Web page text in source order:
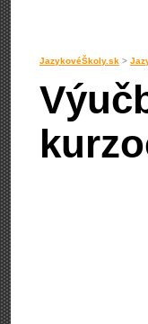
JazykovéŠkoly.sk >